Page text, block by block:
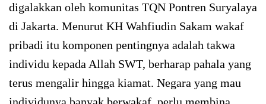
digalakkan oleh komunitas TQN Pontren Suryalaya
di Jakarta. Menurut KH Wahfiudin Sakam wakaf
pribadi itu komponen pentingnya adalah takwa
individu kepada Allah SWT, berharap pahala yang
terus mengalir hingga kiamat. Negara yang mau